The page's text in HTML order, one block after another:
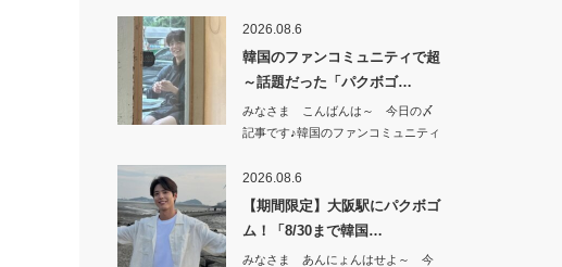
2026.08.6
韓国のファンコミュニティで超
～話題だった「パクボゴ…
みなさま こんばんは～ 今日の〆
記事です♪韓国のファンコミュニティ
2026.08.6
【期間限定】大阪駅にパクボゴ
ム！「8/30まで韓国…
みなさま あんにょんはせよ～ 今